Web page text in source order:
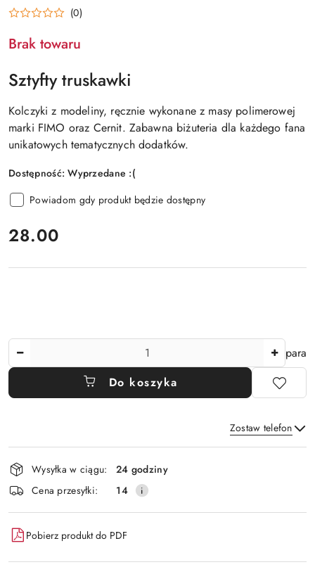
(0)
Brak towaru
Sztyfty truskawki
Kolczyki z modeliny, ręcznie wykonane z masy polimerowej
marki FIMO oraz Cernit. Zabawna biżuteria dla każdego fana
unikatowych tematycznych dodatków.
Dostępność:Wyprzedane :(
Powiadom gdy produkt będzie dostępny
cena:
28.00
para
Do koszyka
Zostaw telefon
Wyślij
Dostępność
i
dostawa
Wysyłka w ciągu:
24 godziny
Cena przesyłki:
14
Pobierz produkt do PDF